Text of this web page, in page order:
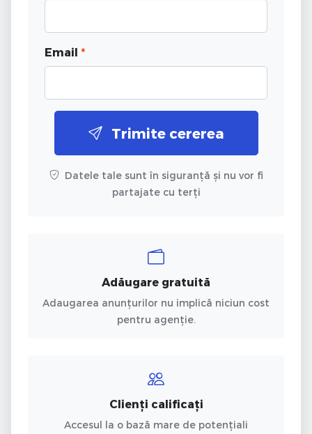
Email *
Trimite cererea
Datele tale sunt în siguranță și nu vor fi
partajate cu terți
Adăugare gratuită
Adaugarea anunțurilor nu implică niciun cost
pentru agenție.
Clienți calificați
Accesul la o bază mare de potențiali